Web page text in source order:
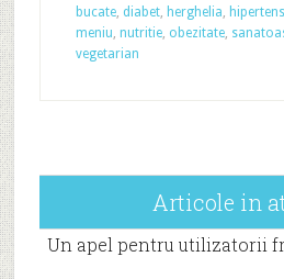
bucate, diabet, herghelia,
meniu, nutritie, obezitate,
vegetarian
Articole in
Un apel pentru utilizatorii